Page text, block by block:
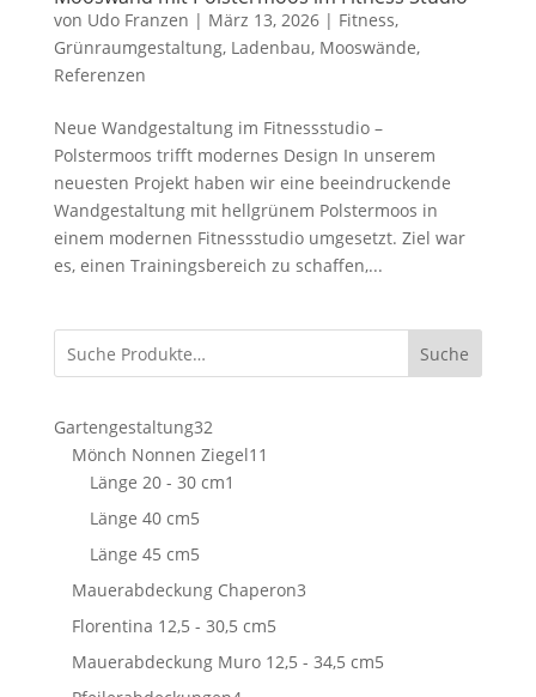
von Udo Franzen | März 13, 2026| Fitness,
Grünraumgestaltung, Ladenbau, Mooswände,
Referenzen
Neue Wandgestaltung im Fitnessstudio –
Polstermoos trifft modernes Design In unserem
neuesten Projekt haben wir eine beeindruckende
Wandgestaltung mit hellgrünem Polstermoos in
einem modernen Fitnessstudio umgesetzt. Ziel war
es, einen Trainingsbereich zu schaffen,...
Suche
Gartengestaltung3232
Produkte
Mönch Nonnen Ziegel11
Länge 20 - 30 cm1
Länge 40 cm55
Produkte
Länge 45 cm55
Produkte
Mauerabdeckung Chaperon33
Florentina 12,5 - 30,5 cm55
Produkte
Mauerabdeckung Muro 12,5 - 34,5 cm55